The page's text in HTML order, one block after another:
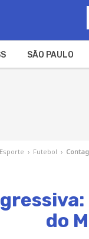
SÃO PAULO
Esporte › Futebol ›
do